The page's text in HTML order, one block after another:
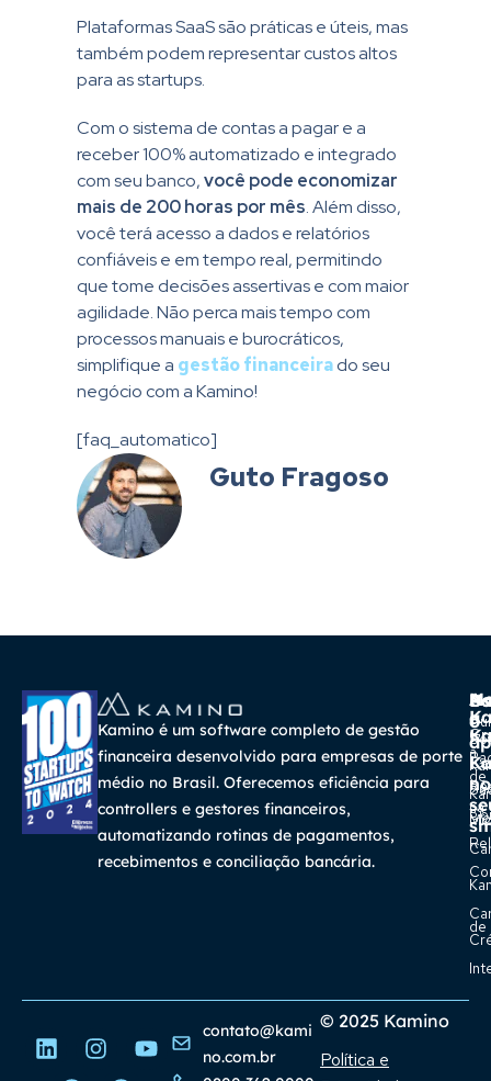
Plataformas SaaS são práticas e úteis, mas
também podem representar custos altos
para as startups.
Com o sistema de contas a pagar e a
receber 100% automatizado e integrado
com seu banco,você pode economizar
mais de 200 horas por mês. Além disso,
você terá acesso a dados e relatórios
confiáveis e em tempo real, permitindo
que tome decisões assertivas e com maior
agilidade. Não perca mais tempo com
processos manuais e burocráticos,
simplifique a gestão financeirado seu
negócio com a Kamino!
[faq_automatico]
Guto Fragoso
Kamino é um software completo de gestão
financeira desenvolvido para empresas de porte
médio no Brasil. Oferecemos eficiência para
controllers e gestores financeiros,
automatizando rotinas de pagamentos,
recebimentos e conciliação bancária.
A
a
na
a
de
de
o
no
© 2025 Kamino
Política e
contato@kami
no.com.br